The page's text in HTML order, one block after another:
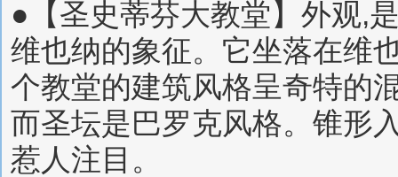
●【圣史蒂芬大教堂】外观,
维也纳的象征。它坐落在维
个教堂的建筑风格呈奇特的
而圣坛是巴罗克风格。锥形
惹人注目。